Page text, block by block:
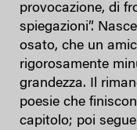
provocazione, di
spiegazioni”.
osato, che un
rigorosamente
grandezza. Il
poesie che
capitolo; poi